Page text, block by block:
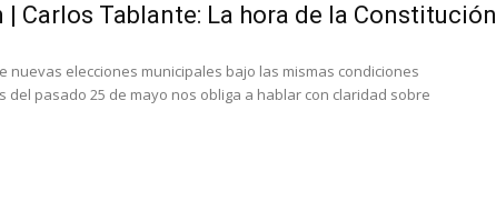
| Carlos Tablante: La hora de la Constitución
nuevas elecciones municipales bajo las mismas condiciones
del pasado 25 de mayo nos obliga a hablar con claridad sobre